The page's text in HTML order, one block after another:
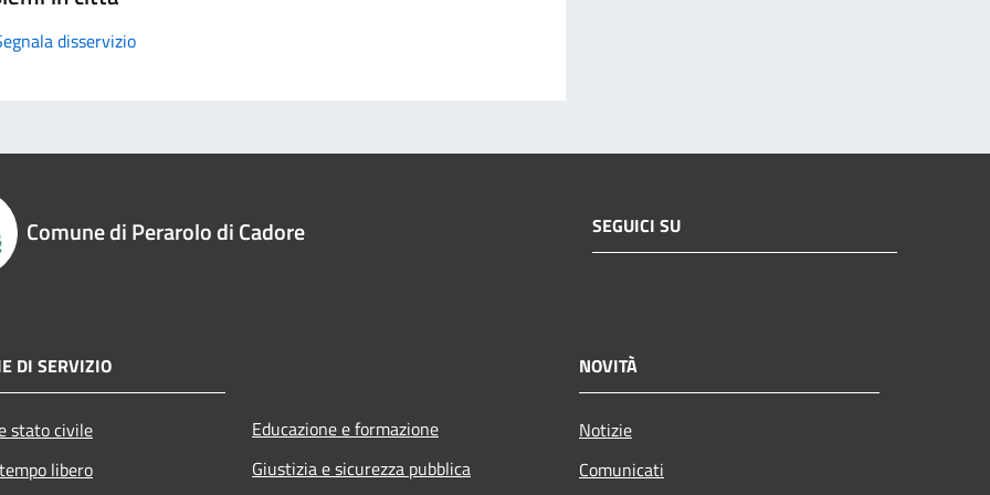
disservizio
Comune di Perarolo di Cadore SEGUICI SU
DI SERVIZIO
stato civile
libero
Educazione e formazione
Giustizia e sicurezza pubblica
NOVITÀ
Notizie
Comunicati